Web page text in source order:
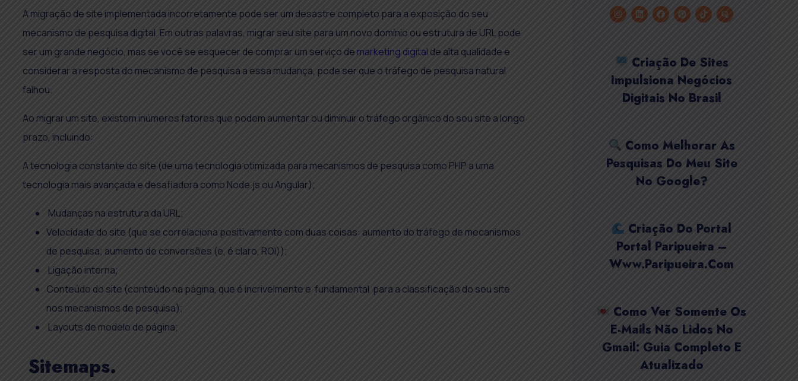
A migração de site implementada incorretamente pode ser um desastre completo para a exposição do seu
mecanismo de pesquisa digital. Em outras palavras, migrar seu site para um novo domínio ou estrutura de URL pode
ser um grande negócio, mas se você se esquecer de comprar um serviço demarketing digital de alta qualidade e
considerar a resposta do mecanismo de pesquisa a essa mudança, pode ser que o tráfego de pesquisa natural
falhou.
Ao migrar um site, existem inúmeros fatores que podem aumentar ou diminuir o tráfego orgânico do seu site a longo
prazo, incluindo:
A tecnologia constante do site (de uma tecnologia otimizada para mecanismos de pesquisa como PHP a uma
tecnologia mais avançada e desafiadora como Node.js ou Angular);
Mudanças na estrutura da URL;
Velocidade do site (que se correlaciona positivamente com duas coisas: aumento do tráfego de mecanismos
de pesquisa; aumento de conversões (e, é claro, ROI));
Ligação interna;
Conteúdo do site (conteúdo na página, que é incrivelmente e fundamental para a classificação do seu site
nos mecanismos de pesquisa);
Layouts de modelo de página;
Sitemaps.
Criação De Sites
Impulsiona Negócios
Digitais No Brasil
Como Melhorar As
Pesquisas Do Meu Site
No Google?
Criação Do Portal
Portal Paripueira –
Www.paripueira.com
Como Ver Somente Os
E-Mails Não Lidos No
Gmail: Guia Completo E
Atualizado